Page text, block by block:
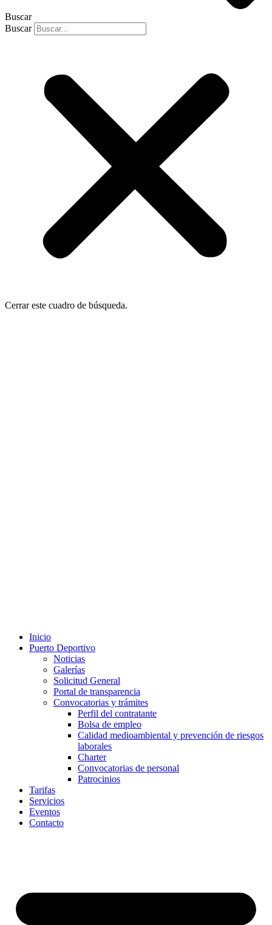
Buscar
Buscar
Cerrar este cuadro de búsqueda.
Inicio
Puerto Deportivo
Noticias
Galerías
Solicitud General
Portal de transparencia
Convocatorias y trámites
Perfil del contratante
Bolsa de empleo
Calidad medioambiental y prevención de riesgos
laborales
Charter
Convocatorias de personal
Patrocinios
Tarifas
Servicios
Eventos
Contacto